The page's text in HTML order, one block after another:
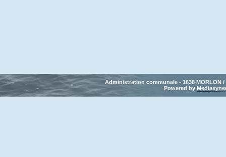
Administration communale - 1638 MORLON /
Powered by